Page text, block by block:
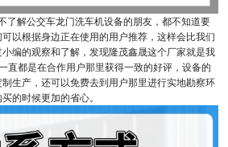
了解公交车龙门洗车机设备的朋友，都不知道要
以根据身边正在使用的用户推荐，这样会比我们
编的观察和了解，发现隆茂鑫晟这个厂家就是我
直都是在合作用户那里获得一致的好评，设备的
生产，还可以免费去到用户那里进行实地勘察环
的时候更加的省心。